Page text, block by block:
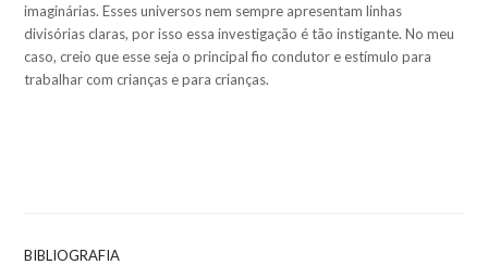
imaginárias. Esses universos nem sempre apresentam linhas
divisórias claras, por isso essa investigação é tão instigante. No meu
caso, creio que esse seja o principal fio condutor e estímulo para
trabalhar com crianças e para crianças.
BIBLIOGRAFIA